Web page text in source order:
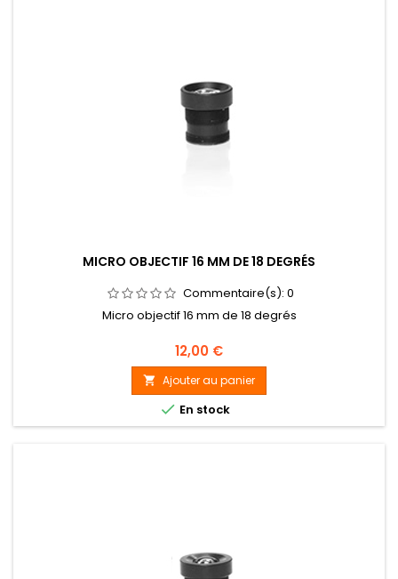
MICRO OBJECTIF 16 MM DE 18 DEGRÉS
Commentaire(s): 0
Micro objectif 16 mm de 18 degrés
Prix
12,00 €
 Ajouter au panier
 En stock